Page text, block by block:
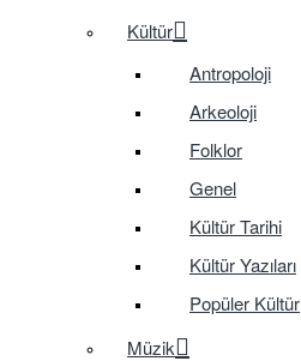
Kültür
Antropoloji
Arkeoloji
Folklor
Genel
Kültür Tarihi
Kültür Yazıları
Popüler Kültür
Müzik